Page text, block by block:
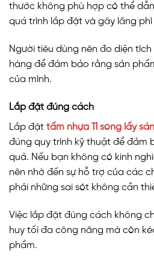
thước không phù hợp có thể
quá trình lắp đặt và gây lãng phí
Người tiêu dùng nên đo diện
hàng để đảm bảo rằng sản
của mình.
Lắp đặt đúng cách
Lắp đặt tấm nhựa 11 sóng lấy
đúng quy trình kỹ thuật để đảm
quả. Nếu bạn không có kinh
nên nhờ đến sự hỗ trợ của các
phải những sai sót không cần
Việc lắp đặt đúng cách không
huy tối đa công năng mà còn
phẩm.